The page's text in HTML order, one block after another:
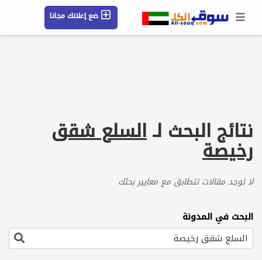
ضع إعلانك مجانا
حسابي / تسجيل
نتائج البحث لـالسلع شقق
رخيصة
لا توجد مقالات تتطابق مع معايير بحثك
البحث في المدونة